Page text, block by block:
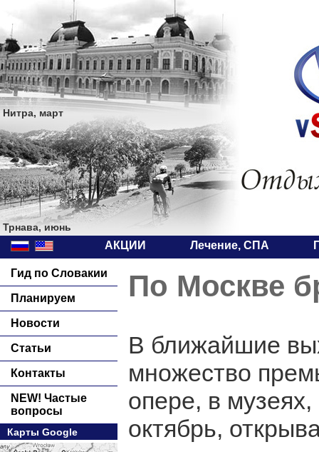
Нитра, март
Трнава, июнь
АКЦИИ Лечение, СПА
Гид по Словакии
Планируем
Новости
Статьи
Контакты
NEW! Частые
вопросы
Карты Google
По Москве
В ближайшие
множество
опере, в
октябрь,